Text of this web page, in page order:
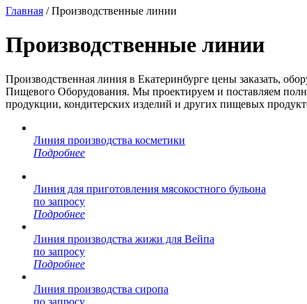
Главная /Производственные линии
Производственные линии
Производственная линия в Екатеринбурге цены заказать,
Пищевого Оборудования. Мы проектируем и поставляем
продукции, кондитерских изделий и других пищевых
Линия производства косметики
Подробнее
Линия для приготовления мясокостного бульона
по запросу
Подробнее
Линия производства жижи для Вейпа
по запросу
Подробнее
Линия производства сиропа
по запросу